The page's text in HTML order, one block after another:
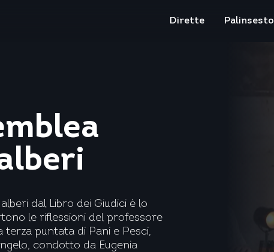
Dirette Palinsesto
alberi dal Libro dei Giudici è lo
le riflessioni del professore
terza puntata di Pani e Pesci,
condotto da Eugenia